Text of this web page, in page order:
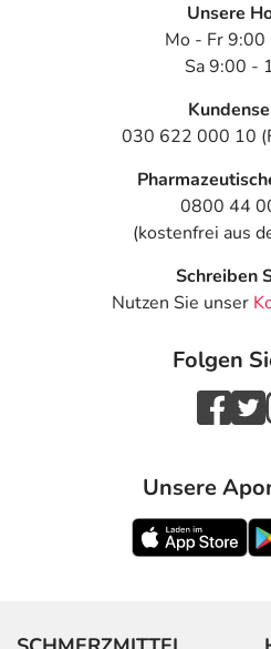
Unsere
Mo - Fr
Sa 9:00 -
030 622 000 10
0800 44
(kostenfrei aus
Schreiben
Nutzen Sie unser
Folgen
Unsere